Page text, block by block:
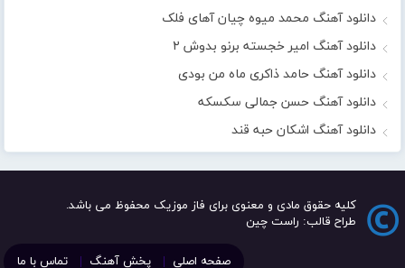
دانلود آهنگ محمد میوه چیان آهای فلک
دانلود آهنگ امیر خجسته برنو بدوش ۲
دانلود آهنگ حامد ذاکری ماه من بودی
دانلود آهنگ حسن جمالی سکسکه
دانلود آهنگ اشکان حبه قند
کلیه حقوق مادی و معنوی برای فاز موزیک محفوظ می باشد.
طراح قالب: راست چین
صفحه اصلی پخش آهنگ تماس با ما